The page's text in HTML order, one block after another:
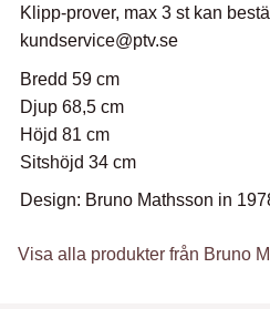
Klipp-prover, max 3 st kan
kundservice@ptv.se
Bredd 59 cm
Djup 68,5 cm
Höjd 81 cm
Sitshöjd 34 cm
Design: Bruno Mathsson in
Visa alla produkter från Bruno